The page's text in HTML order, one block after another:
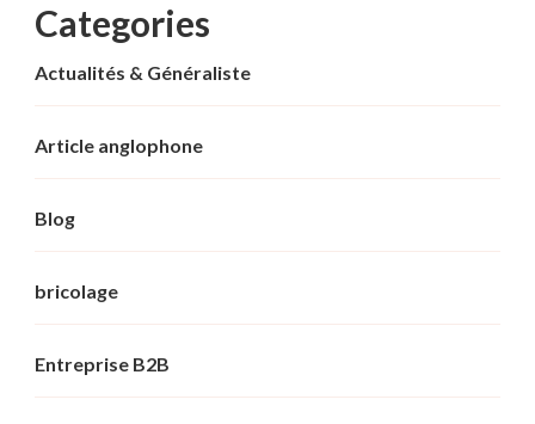
Categories
Actualités & Généraliste
Article anglophone
Blog
bricolage
Entreprise B2B